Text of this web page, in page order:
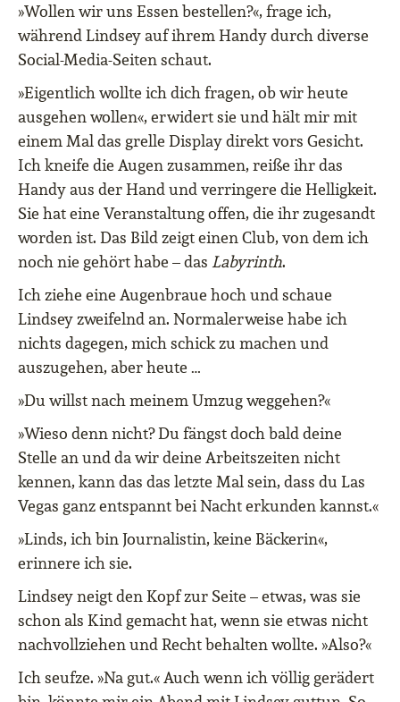
»Wollen wir uns Essen bestellen?«, frage ich,
während Lindsey auf ihrem Handy durch diverse
Social-Media-Seiten schaut.
»Eigentlich wollte ich dich fragen, ob wir heute
ausgehen wollen«, erwidert sie und hält mir mit
einem Mal das grelle Display direkt vors Gesicht.
Ich kneife die Augen zusammen, reiße ihr das
Handy aus der Hand und verringere die Helligkeit.
Sie hat eine Veranstaltung offen, die ihr zugesandt
worden ist. Das Bild zeigt einen Club, von dem ich
noch nie gehört habe – das Labyrinth.
Ich ziehe eine Augenbraue hoch und schaue
Lindsey zweifelnd an. Normalerweise habe ich
nichts dagegen, mich schick zu machen und
auszugehen, aber heute …
»Du willst nach meinem Umzug weggehen?«
»Wieso denn nicht? Du fängst doch bald deine
Stelle an und da wir deine Arbeitszeiten nicht
kennen, kann das das letzte Mal sein, dass du Las
Vegas ganz entspannt bei Nacht erkunden kannst.«
»Linds, ich bin Journalistin, keine Bäckerin«,
erinnere ich sie.
Lindsey neigt den Kopf zur Seite – etwas, was sie
schon als Kind gemacht hat, wenn sie etwas nicht
nachvollziehen und Recht behalten wollte. »Also?«
Ich seufze. »Na gut.« Auch wenn ich völlig gerädert